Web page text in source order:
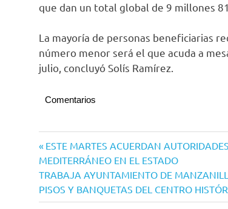
que dan un total global de 9 millones
La mayoría de personas beneficiarias
número menor será el que acuda a
julio, concluyó Solís Ramírez.
Comentarios
Gobierno
de
Navegación
de
entradas
Entrada
anterior:
ESTE MARTES ACUERDAN
MEDITERRÁNEO EN EL ESTADO
Siguiente
entrada:
TRABAJA AYUNTAMIENTO DE
PISOS Y BANQUETAS DEL CENTRO